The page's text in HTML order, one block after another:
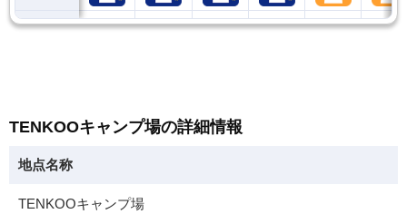
TENKOOキャンプ場の詳細情報
地点名称
TENKOOキャンプ場